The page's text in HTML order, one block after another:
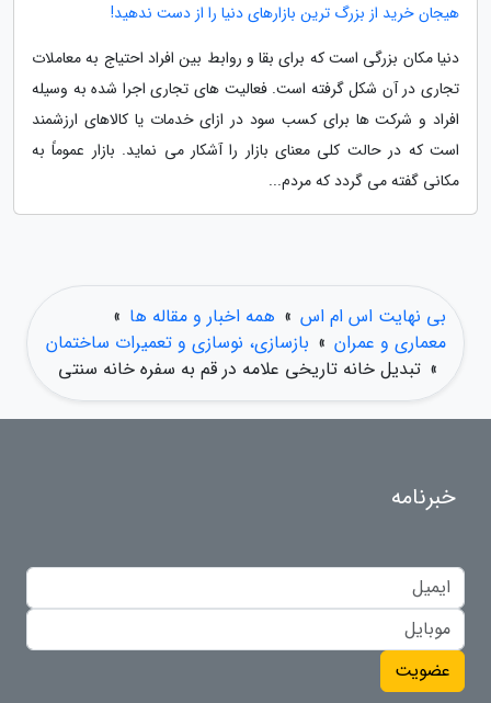
هیجان خرید از بزرگ ترین بازارهای دنیا را از دست ندهید!
دنیا مکان بزرگی است که برای بقا و روابط بین افراد احتیاج به معاملات
تجاری در آن شکل گرفته است. فعالیت های تجاری اجرا شده به وسیله
افراد و شرکت ها برای کسب سود در ازای خدمات یا کالاهای ارزشمند
است که در حالت کلی معنای بازار را آشکار می نماید. بازار عموماً به
مکانی گفته می گردد که مردم...
بی نهایت اس ام اس » همه اخبار و مقاله ها »
معماری و عمران » بازسازی، نوسازی و تعمیرات ساختمان
» تبدیل خانه تاریخی علامه در قم به سفره خانه سنتی
خبرنامه
عضویت